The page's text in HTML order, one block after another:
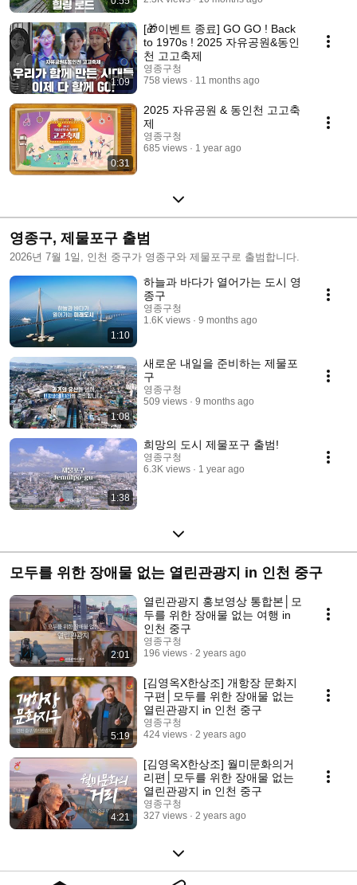
1:09
[🎁이벤트 종료] GO GO ! Back
to 1970s ! 2025 자유공원&동인
천 고고축제
영종구청
758 views
11 months ago
0:31
2025 자유공원 & 동인천 고고축
제
영종구청
685 views
1 year ago
영종구, 제물포구 출범
2026년 7월 1일, 인천 중구가 영종구와 제물포구로 출범합니다.
1:10
하늘과 바다가 열어가는 도시 영
종구
영종구청
1.6K views
9 months ago
1:08
새로운 내일을 준비하는 제물포
구
영종구청
509 views
9 months ago
1:38
희망의 도시 제물포구 출범!
영종구청
6.3K views
1 year ago
모두를 위한 장애물 없는 열린관광지 in 인천 중구
2:01
열린관광지 홍보영상 통합본│모
두를 위한 장애물 없는 여행 in
인천 중구
영종구청
196 views
2 years ago
5:19
[김영옥X한상조] 개항장 문화지
구편│모두를 위한 장애물 없는
열린관광지 in 인천 중구
영종구청
424 views
2 years ago
4:21
[김영옥X한상조] 월미문화의거
리편│모두를 위한 장애물 없는
열린관광지 in 인천 중구
영종구청
327 views
2 years ago